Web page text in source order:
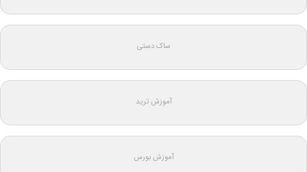
ساک دستی
آموزش ترید
آموزش بورس